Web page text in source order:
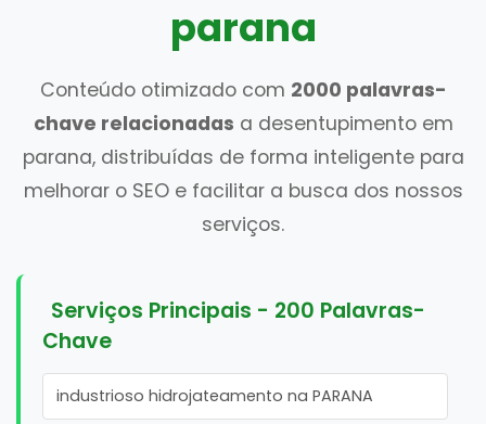
parana
Conteúdo otimizado com 2000 palavras-
chave relacionadas a desentupimento em
parana, distribuídas de forma inteligente para
melhorar o SEO e facilitar a busca dos nossos
serviços.
Serviços Principais - 200 Palavras-
Chave
industrioso hidrojateamento na PARANA